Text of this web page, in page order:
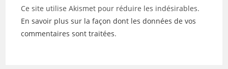
Ce site utilise Akismet pour réduire les indésirables.
En savoir plus sur la façon dont les données de vos
commentaires sont traitées.